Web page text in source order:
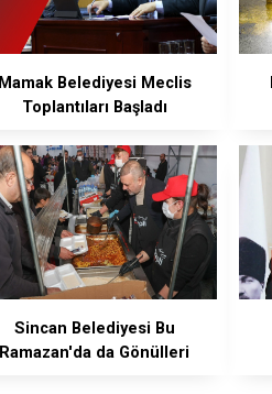
Mamak Belediyesi Meclis
Toplantıları Başladı
Sincan Belediyesi Bu
Ramazan'da da Gönülleri